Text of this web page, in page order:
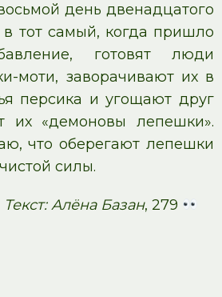
день двенадцатого
тот самый, когда пришло
готовят люди
моти, заворачивают их в
персика и угощают друг
их «демоновы лепешки».
что оберегают лепешки
силы.
Текст: Алёна Базан, 279